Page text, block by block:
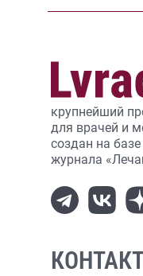
крупнейший
для врачей и
создан на
журнала